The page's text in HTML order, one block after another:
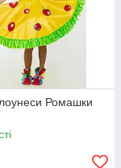
Ромашки